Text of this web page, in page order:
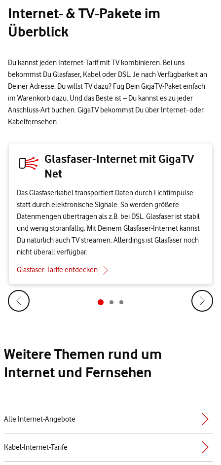
Internet- & TV-Pakete im
Überblick
Du kannst jeden Internet-Tarif mit TV kombinieren. Bei uns
bekommst Du Glasfaser, Kabel oder DSL. Je nach Verfügbarkeit an
Deiner Adresse. Du willst TV dazu? Füg Dein GigaTV-Paket einfach
im Warenkorb dazu. Und das Beste ist – Du kannst es zu jeder
Anschluss-Art buchen. GigaTV bekommst Du über Internet- oder
Kabelfernsehen.
Glasfaser-Internet mit GigaTV
Net
Das Glasfaserkabel transportiert Daten durch Lichtimpulse
statt durch elektronische Signale. So werden größere
Datenmengen übertragen als z.B. bei DSL. Glasfaser ist stabil
und wenig störanfällig. Mit Deinem Glasfaser-Internet kannst
Du natürlich auch TV streamen. Allerdings ist Glasfaser noch
nicht überall verfügbar.
Glasfaser-Tarife entdecken
Weitere Themen rund um
Internet und Fernsehen
Alle Internet-Angebote
Kabel-Internet-Tarife